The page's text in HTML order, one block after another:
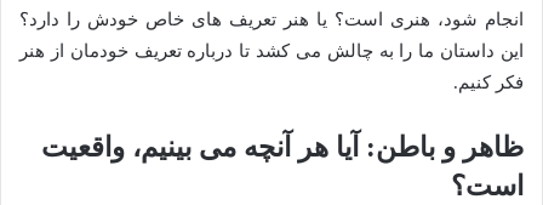
انجام شود، هنری است؟ یا هنر تعریف های خاص خودش را دارد؟
این داستان ما را به چالش می کشد تا درباره تعریف خودمان از هنر
فکر کنیم.
ظاهر و باطن: آیا هر آنچه می بینیم، واقعیت
است؟